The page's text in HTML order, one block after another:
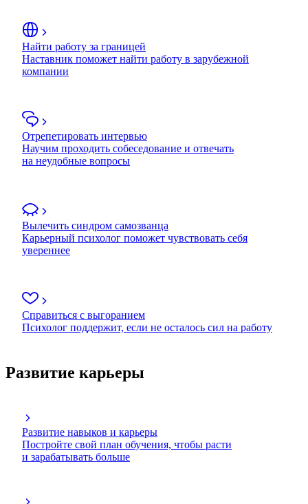
Найти работу за границей
Наставник поможет найти работу в зарубежной
компании
Отрепетировать интервью
Научим проходить собеседование и отвечать
на неудобные вопросы
Вылечить синдром самозванца
Карьерный психолог поможет чувствовать себя
увереннее
Справиться с выгоранием
Психолог поддержит, если не осталось сил на работу
Развитие карьеры
Развитие навыков и карьеры
Постройте свой план обучения, чтобы расти
и зарабатывать больше